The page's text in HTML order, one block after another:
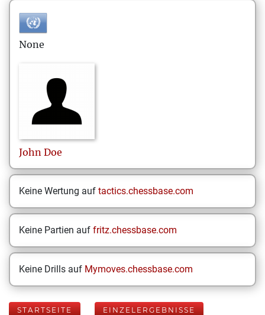
None
John Doe
Keine Wertung auf tactics.chessbase.com
Keine Partien auf fritz.chessbase.com
Keine Drills auf Mymoves.chessbase.com
STARTSEITE EINZELERGEBNISSE